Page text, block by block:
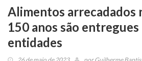
Alimentos arrecadados
150 anos são entregues
entidades